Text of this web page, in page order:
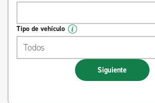
Tipo de vehículo
Todos
Siguiente